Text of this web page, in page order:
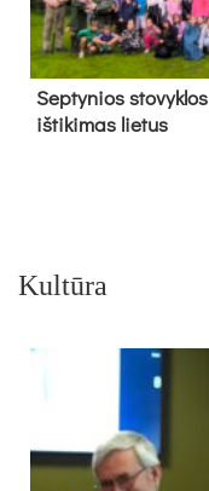
Sep­ty­nios
iš­ti­ki­mas lie­tus
Kultūra